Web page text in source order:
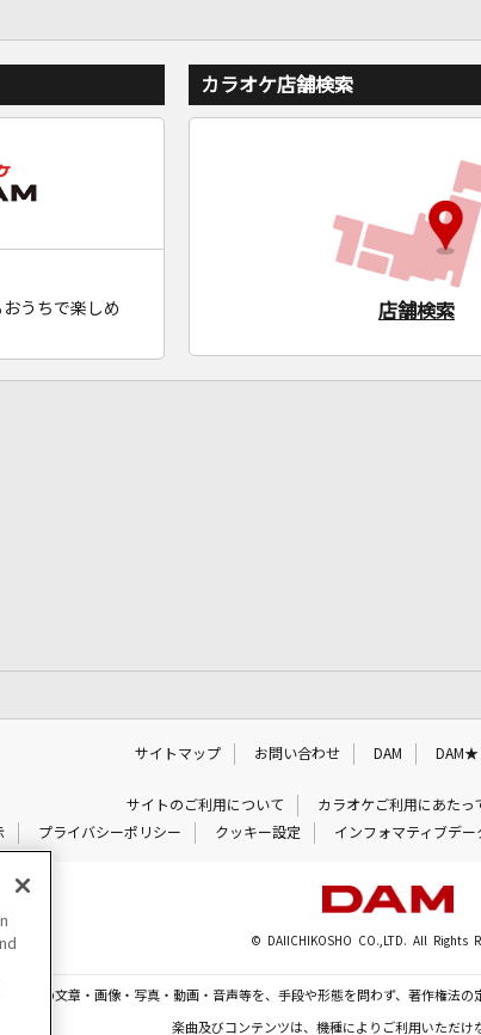
うちで楽しめ
カラオケ店舗検索
店舗検索
サイトマップ お問い合わせ DAM DAM★
サイトのご利用について カラオケご利用にあたっ
プライバシーポリシー クッキー設定 インフォマティブデ
© DAIICHIKOSHO CO.,LTD. All Rights
る一切の文章・画像・写真・動画・音声等を、手段や形態を問わず、著作権法
楽曲及びコンテンツは、機種によりご利用いただけ